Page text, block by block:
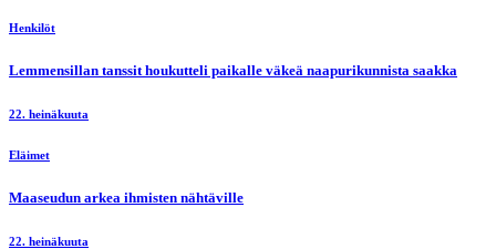
Henkilöt
Lemmensillan tanssit houkutteli paikalle väkeä naapurikunnista saakka
22. heinäkuuta
Eläimet
Maaseudun arkea ihmisten nähtäville
22. heinäkuuta